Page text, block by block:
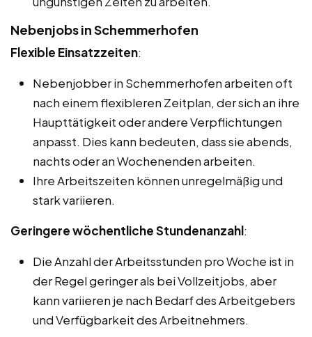
Nebenjobs in Schemmerhofen
Flexible Einsatzzeiten:
Nebenjobber in Schemmerhofen arbeiten oft
nach einem flexibleren Zeitplan, der sich an ihre
Haupttätigkeit oder andere Verpflichtungen
anpasst. Dies kann bedeuten, dass sie abends,
nachts oder an Wochenenden arbeiten.
Ihre Arbeitszeiten können unregelmäßig und
stark variieren.
Geringere wöchentliche Stundenanzahl:
Die Anzahl der Arbeitsstunden pro Woche ist in
der Regel geringer als bei Vollzeitjobs, aber
kann variieren je nach Bedarf des Arbeitgebers
und Verfügbarkeit des Arbeitnehmers.